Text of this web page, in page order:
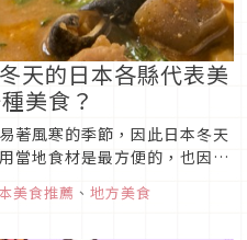
天的日本各縣代表美
美食？
著風寒的季節，因此日本冬天
當地食材是最方便的，也因此
美食吧！
美食推薦 、 地方美食